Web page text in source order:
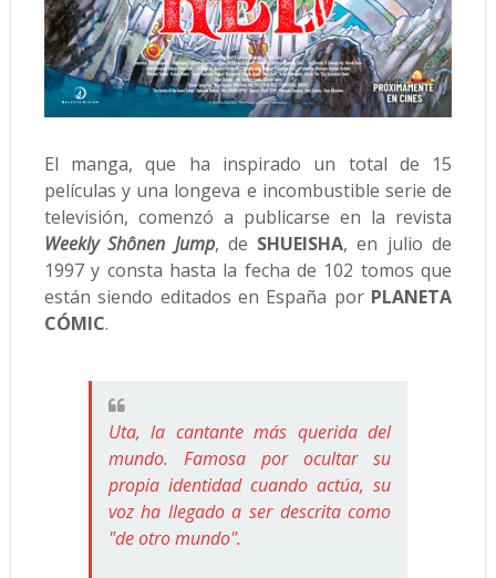
El manga, que ha inspirado un total de 15
películas y una longeva e incombustible serie de
televisión, comenzó a publicarse en la revista
Weekly Shônen Jump, de SHUEISHA, en julio de
1997 y consta hasta la fecha de 102 tomos que
están siendo editados en España por PLANETA
CÓMIC.
Uta, la cantante más querida del
mundo. Famosa por ocultar su
propia identidad cuando actúa, su
voz ha llegado a ser descrita como
"de otro mundo".